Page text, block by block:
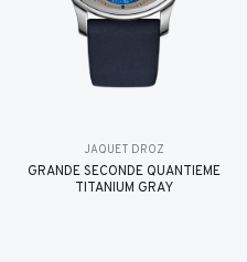
JAQUET DROZ
GRANDE SECONDE QUANTIÈME
TITANIUM GRAY